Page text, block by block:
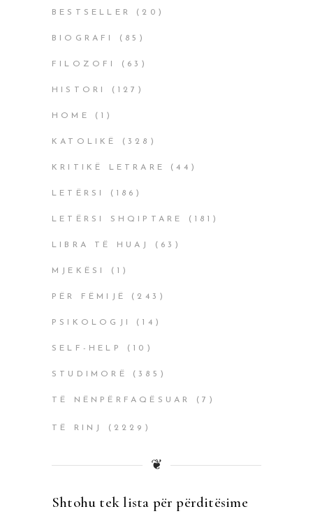
BESTSELLER (20)
BIOGRAFI (85)
FILOZOFI (63)
HISTORI (127)
HOME (1)
KATOLIKË (328)
KRITIKË LETRARE (44)
LETËRSI (186)
LETËRSI SHQIPTARE (181)
LIBRA TË HUAJ (63)
MJEKËSI (1)
PËR FËMIJË (243)
PSIKOLOGJI (14)
SELF-HELP (10)
STUDIMORË (385)
TË NËNPËRFAQËSUAR (7)
TË RINJ (2229)
❦
Shtohu tek lista për përditësime